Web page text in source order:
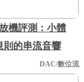
機評測：小體
則的串流音響
DAC/數位流